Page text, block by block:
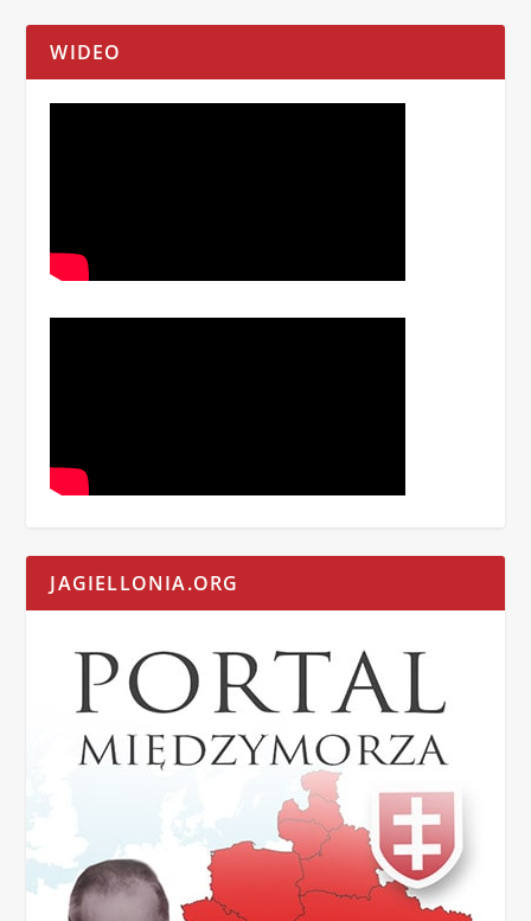
WIDEO
JAGIELLONIA.ORG